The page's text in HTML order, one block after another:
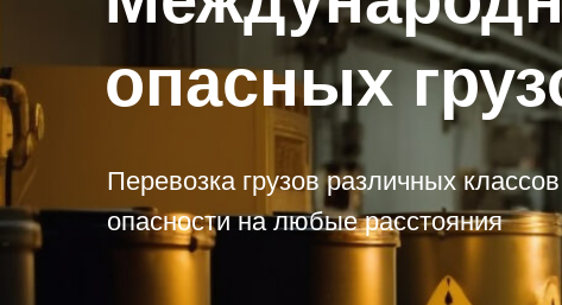
опасных грузов
Перевозка грузов различных классов
опасности на любые расстояния